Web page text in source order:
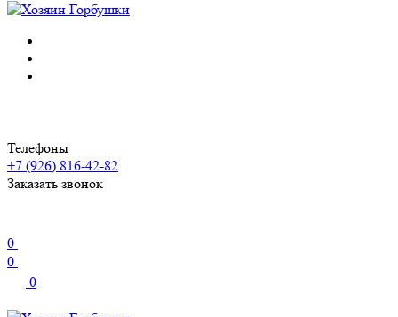
Телефоны
+7 (926) 816-42-82
Заказать звонок
0
0
0